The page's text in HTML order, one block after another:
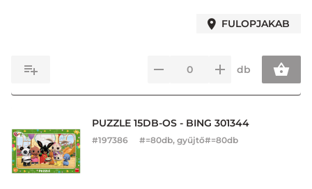
FULOPJAKAB
db
PUZZLE 15DB-OS - BING 301344
#197386 #=80db, gyűjtő#=80db